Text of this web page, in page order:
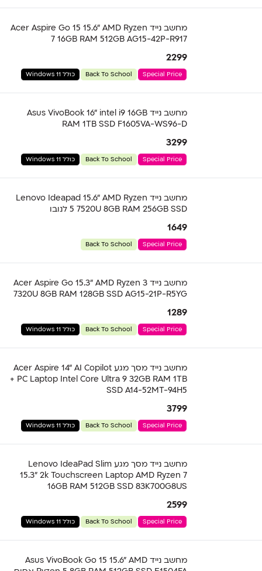
מחשב נייד Acer Aspire Go 15 15.6" AMD Ryzen
7 16GB RAM 512GB AG15-42P-R917
2299
Special Price
Back To School כולל Windows 11
מחשב נייד Asus VivoBook 16" intel i9 16GB
RAM 1TB SSD F1605VA-WS96-D
3299
Special Price
Back To School כולל Windows 11
מחשב נייד Lenovo Ideapad 15.6" AMD Ryzen
5 7520U 8GB RAM 256GB SSD לנובו
1649
Special Price
Back To School
מחשב נייד Acer Aspire Go 15.3" AMD Ryzen 3
7320U 8GB RAM 128GB SSD AG15-21P-R5YG
1289
Special Price
Back To School כולל Windows 11
מחשב נייד מסך מגע Acer Aspire 14" AI Copilot
+ PC Laptop Intel Core Ultra 9 32GB RAM 1TB
SSD A14-52MT-94H5
3799
Special Price
Back To School כולל Windows 11
מחשב נייד מסך מגע Lenovo IdeaPad Slim
15.3" 2k Touchscreen Laptop AMD Ryzen 7
16GB RAM 512GB SSD 83K700G8US
2599
Special Price
Back To School כולל Windows 11
מחשב נייד Asus VivoBook Go 15 15.6" AMD